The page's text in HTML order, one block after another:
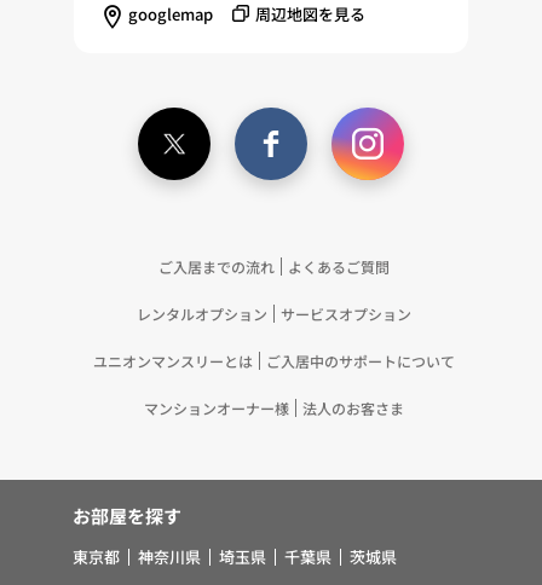
googlemap 周辺地図を見る
ご入居までの流れ よくあるご質問
レンタルオプション サービスオプション
ユニオンマンスリーとは ご入居中のサポートについて
マンションオーナー様 法人のお客さま
お部屋を探す
東京都 神奈川県 埼玉県 千葉県 茨城県